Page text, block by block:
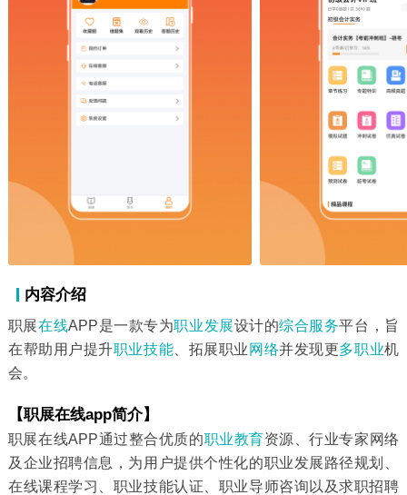
内容介绍
职展在线APP是一款专为职业发展设计的综合服务平台，旨
在帮助用户提升职业技能 、拓展职业 网络并发现更多职业机
会。
【职展在线app简介】
职展在线APP通过整合优质的职业教育资源、行业专家网络
及企业招聘信息，为用户提供个性化的职业发展路径规划、
在线课程学习、职业技能认证、职业导师咨询以及求职招聘